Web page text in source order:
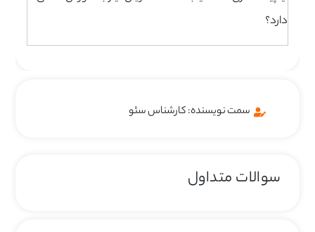
دارد؟
سمت نویسنده: کارشناس سئو
سوالات متداول